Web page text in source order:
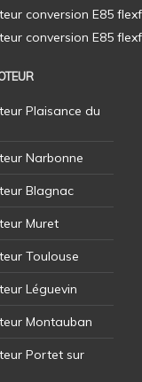
Plaisance du
Narbonne
Blagnac
Muret
Toulouse
Léguevin
Montauban
Portet sur
conversion E85
conversion E85